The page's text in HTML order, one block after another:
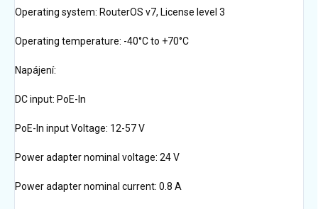
Operating system: RouterOS v7, License level 3
Operating temperature: -40°C to +70°C
Napájení:
DC input: PoE-In
PoE-In input Voltage: 12-57 V
Power adapter nominal voltage: 24 V
Power adapter nominal current: 0.8 A